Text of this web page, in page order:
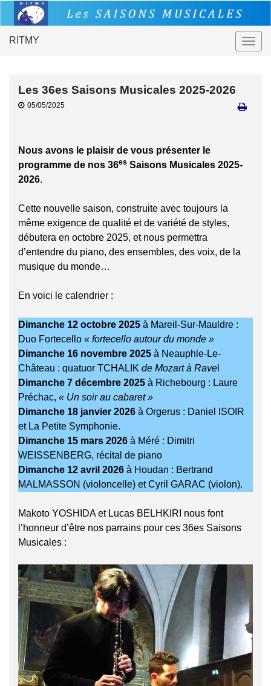
RITMY
Les 36es Saisons Musicales 2025-2026
05/05/2025
Nous avons le plaisir de vous présenter le
programme de nos 36es Saisons Musicales 2025-
2026.
Cette nouvelle saison, construite avec toujours la
même exigence de qualité et de variété de styles,
débutera en octobre 2025, et nous permettra
d’entendre du piano, des ensembles, des voix, de la
musique du monde…
En voici le calendrier :
Dimanche 12 octobre 2025 à Mareil-Sur-Mauldre :
Duo Fortecello « fortecello autour du monde »
Dimanche 16 novembre 2025 à Neauphle-Le-
Château : quatuor TCHALIK de Mozart à Rave
Dimanche 7 décembre 2025 à Richebourg : Laure
Préchac, « Un soir au cabaret »
Dimanche 18 janvier 2026 à Orgerus : Daniel ISOIR
et La Petite Symphonie.
Dimanche 15 mars 2026 à Méré : Dimitri
WEISSENBERG, récital de piano
Dimanche 12 avril 2026 à Houdan : Bertrand
MALMASSON (violoncelle) et Cyril GARAC (violon).
Makoto YOSHIDA et Lucas BELHKIRI nous font
l’honneur d’être nos parrains pour ces 36es Saisons
Musicales :